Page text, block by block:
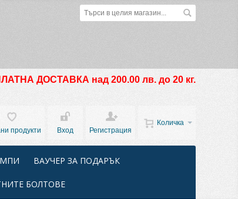
ДОСТАВКА над 200.00 лв. до 20 кг.
Количка
продукти Вход Регистрация
ВАУЧЕР ЗА ПОДАРЪК
БОЛТОВЕ